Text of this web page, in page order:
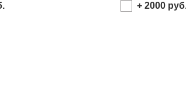
+ 2000